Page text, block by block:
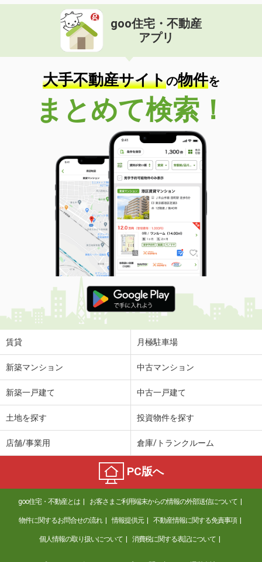
goo住宅・不動産
アプリ
大手不動産サイトの物件を
まとめて検索！
賃貸 月極駐車場
新築マンション 中古マンション
新築一戸建て 中古一戸建て
土地を探す 投資物件を探す
店舗/事業用 倉庫/トランクルーム
PC版へ
goo住宅・不動産とは お客さまご利用端末からの情報の外部送信について
物件に関するお問合せの流れ 情報提供元 不動産情報に関する免責事項
個人情報の取り扱いについて 消費税に関する表記について